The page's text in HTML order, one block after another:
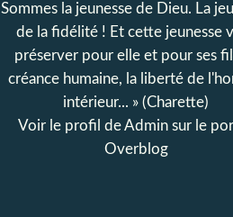
Sommes la jeunesse de Dieu. La
de la fidélité ! Et cette jeunesse
préserver pour elle et pour ses
créance humaine, la liberté de
intérieur... » (Charette)
Voir le profil deAdmin sur le
Overblog